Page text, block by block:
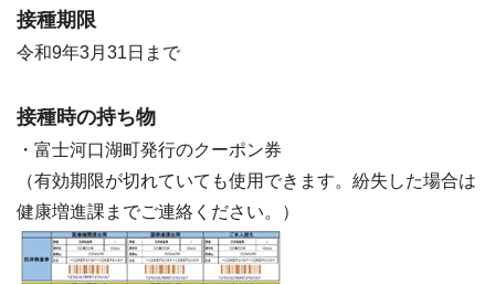
接種期限
令和9年3月31日まで
接種時の持ち物
・富士河口湖町発行のクーポン券
（有効期限が切れていても使用できます。紛失した場合は
健康増進課までご連絡ください。）